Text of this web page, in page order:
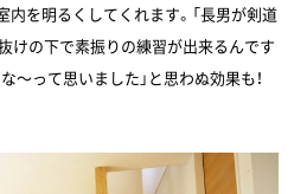
を明るくしてくれます。「長男が剣道
けの下で素振りの練習が出来るんです
～って思いました」と思わぬ効果も！